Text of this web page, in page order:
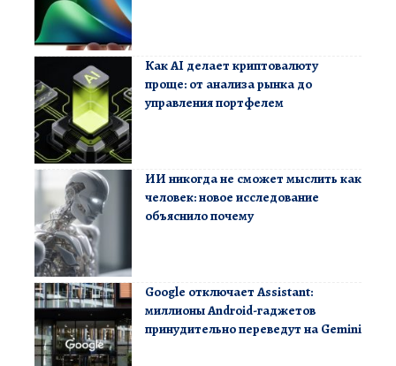
Как AI делает криптовалюту
проще: от анализа рынка до
управления портфелем
ИИ никогда не сможет мыслить как
человек: новое исследование
объяснило почему
Google отключает Assistant:
миллионы Android-гаджетов
принудительно переведут на Gemini